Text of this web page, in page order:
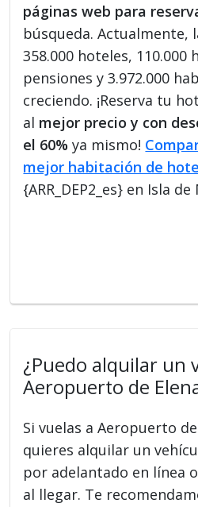
páginas web para
búsqueda. Actualmente,
358.000 hoteles, 110.000
pensiones y 3.972.000
creciendo. ¡Reserva tu
al mejor precio y con
el 60% ya mismo!
mejor habitación de
{ARR_DEP2_es} en Isla
¿Puedo alquilar un
Aeropuerto de
Si vuelas a Aeropuerto de
quieres alquilar un
por adelantado en línea
al llegar. Te